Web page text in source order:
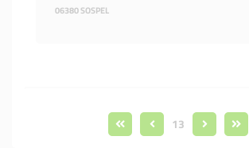
06380 SOSPEL
13